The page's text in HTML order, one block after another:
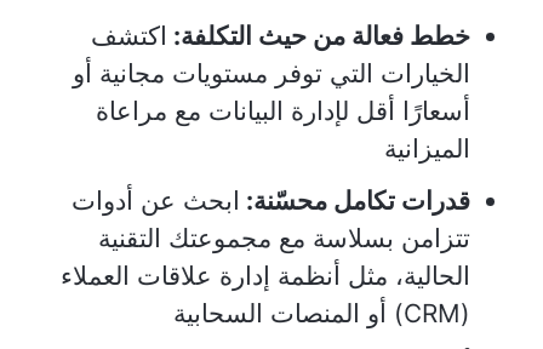
خطط فعالة من حيث التكلفة: اكتشف
الخيارات التي توفر مستويات مجانية أو
أسعارًا أقل لإدارة البيانات مع مراعاة
الميزانية
قدرات تكامل محسّنة: ابحث عن أدوات
تتزامن بسلاسة مع مجموعتك التقنية
الحالية، مثل أنظمة إدارة علاقات العملاء
(CRM) أو المنصات السحابية